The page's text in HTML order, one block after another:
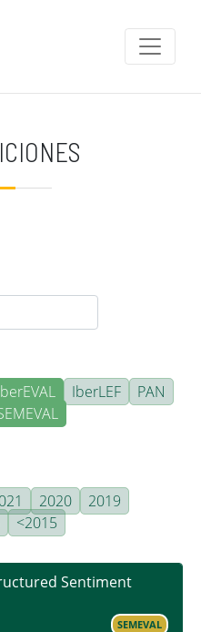
IberLEF
PAN
2020
2019
<2015
Sentiment
SEMEVAL